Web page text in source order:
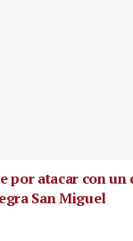
por atacar con un
San Miguel